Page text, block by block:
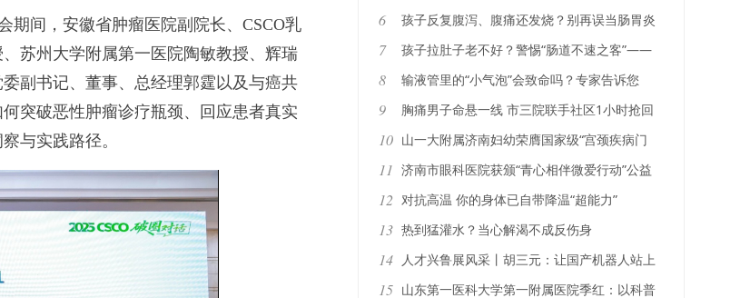
间，安徽省肿瘤医院副院长、CSCO乳
苏州大学附属第一医院陶敏教授、辉瑞
副书记、董事、总经理郭霆以及与癌共
突破恶性肿瘤诊疗瓶颈、回应患者真实
与实践路径。
南召开
6 孩子反复腹泻、腹痛还发烧？别再误当肠胃炎
7
孩子拉肚子老不好？警惕“肠道不速之客”——
艰难梭菌
8 输液管里的“小气泡”会致命吗？专家告诉您
9
胸痛男子命悬一线 市三院联手社区1小时抢回
生命
10 山一大附属济南妇幼荣膺国家级“宫颈疾病门
诊”建设单位
11 济南市眼科医院获颁“青心相伴微爱行动”公益
支持单位证书
12 对抗高温 你的身体已自带降温“超能力”
13 热到猛灌水？当心解渴不成反伤身
14 人才兴鲁展风采丨胡三元：让国产机器人站上
腹腔镜手术台
15 山东第一医科大学第一附属医院季红：以科普